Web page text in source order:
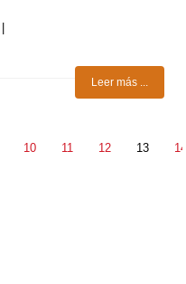
Leer más ...
10 11 12 13